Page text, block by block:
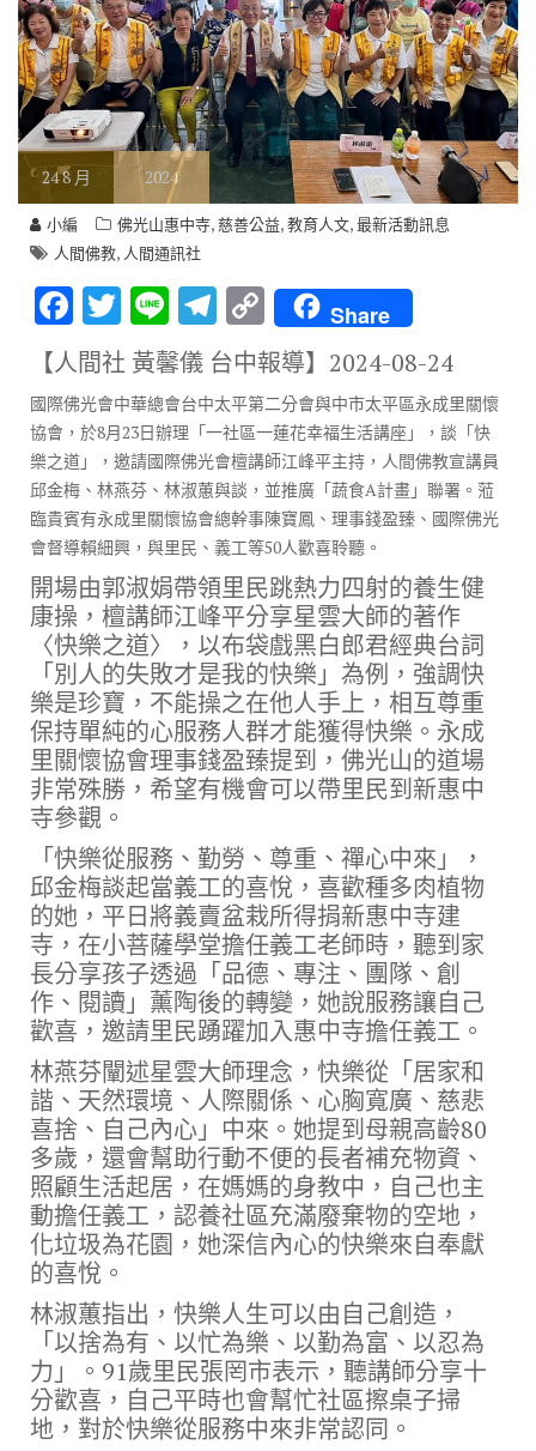
248 月 2024
小編 佛光山惠中寺,慈善公益,教育人文,最新活動訊息
人間佛教, 人間通訊社
F
ac
e
b
o
o
k
T
w
it
te
r
Li
n
e
T
el
e
gr
a
m
C
o
p
y
Li
n
k
Share
【人間社 黃馨儀 台中報導】 2024-08-24
國際佛光會中華總會台中太平第二分會與中市太平區永成里關懷
協會，於8月23日辦理「一社區一蓮花幸福生活講座」，談「快
樂之道」，邀請國際佛光會檀講師江峰平主持，人間佛教宣講員
邱金梅、林燕芬、林淑蕙與談，並推廣「蔬食A計畫」聯署。蒞
臨貴賓有永成里關懷協會總幹事陳寶鳳、理事錢盈臻、國際佛光
會督導賴細興，與里民、義工等50人歡喜聆聽。
開場由郭淑娟帶領里民跳熱力四射的養生健
康操，檀講師江峰平分享星雲大師的著作
〈快樂之道〉，以布袋戲黑白郎君經典台詞
「別人的失敗才是我的快樂」為例，強調快
樂是珍寶，不能操之在他人手上，相互尊重
保持單純的心服務人群才能獲得快樂。永成
里關懷協會理事錢盈臻提到，佛光山的道場
非常殊勝，希望有機會可以帶里民到新惠中
寺參觀。
「快樂從服務、勤勞、尊重、禪心中來」，
邱金梅談起當義工的喜悅，喜歡種多肉植物
的她，平日將義賣盆栽所得捐新惠中寺建
寺，在小菩薩學堂擔任義工老師時，聽到家
長分享孩子透過「品德、專注、團隊、創
作、閱讀」薰陶後的轉變，她說服務讓自己
歡喜，邀請里民踴躍加入惠中寺擔任義工。
林燕芬闡述星雲大師理念，快樂從「居家和
諧、天然環境、人際關係、心胸寬廣、慈悲
喜捨、自己內心」中來。她提到母親高齡80
多歲，還會幫助行動不便的長者補充物資、
照顧生活起居，在媽媽的身教中，自己也主
動擔任義工，認養社區充滿廢棄物的空地，
化垃圾為花園，她深信內心的快樂來自奉獻
的喜悅。
林淑蕙指出，快樂人生可以由自己創造，
「以捨為有、以忙為樂、以勤為富、以忍為
力」。91歲里民張罔市表示，聽講師分享十
分歡喜，自己平時也會幫忙社區擦桌子掃
地，對於快樂從服務中來非常認同。